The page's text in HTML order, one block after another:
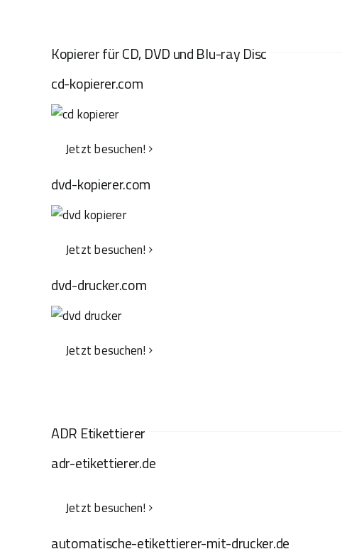
Kopierer für CD, DVD und Blu-ray Disc
cd-kopierer.com
Jetzt besuchen!
dvd-kopierer.com
Jetzt besuchen!
dvd-drucker.com
Jetzt besuchen!
ADR Etikettierer
adr-etikettierer.de
Jetzt besuchen!
automatische-etikettierer-mit-drucker.de